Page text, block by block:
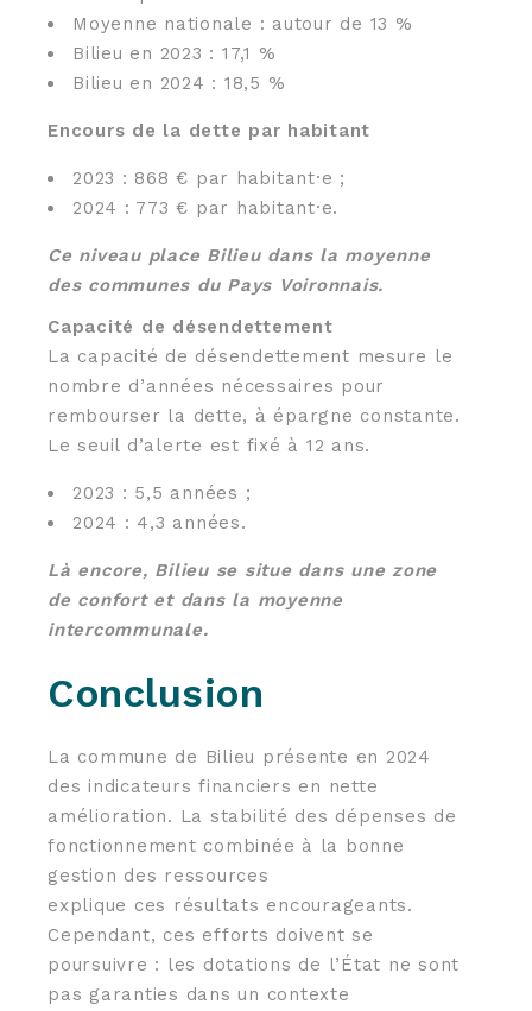
Moyenne nationale : autour de 13 %
Bilieu en 2023 : 17,1 %
Bilieu en 2024 : 18,5 %
Encours de la dette par habitant
2023 : 868 € par habitant·e ;
2024 : 773 € par habitant·e.
Ce niveau place Bilieu dans la moyenne
des communes du Pays Voironnais.
Capacité de désendettement
La capacité de désendettement mesure le
nombre d’années nécessaires pour
rembourser la dette, à épargne constante.
Le seuil d’alerte est fixé à 12 ans.
2023 : 5,5 années ;
2024 : 4,3 années.
Là encore, Bilieu se situe dans une zone
de confort et dans la moyenne
intercommunale.
Conclusion
La commune de Bilieu présente en 2024
des indicateurs financiers en nette
amélioration. La stabilité des dépenses de
fonctionnement combinée à la bonne
gestion des ressources
explique ces résultats encourageants.
Cependant, ces efforts doivent se
poursuivre : les dotations de l’État ne sont
pas garanties dans un contexte